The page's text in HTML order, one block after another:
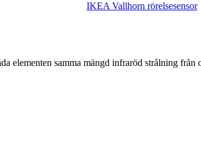
IKEA Vallhorn rörelsesensor
elementen samma mängd infraröd strålning